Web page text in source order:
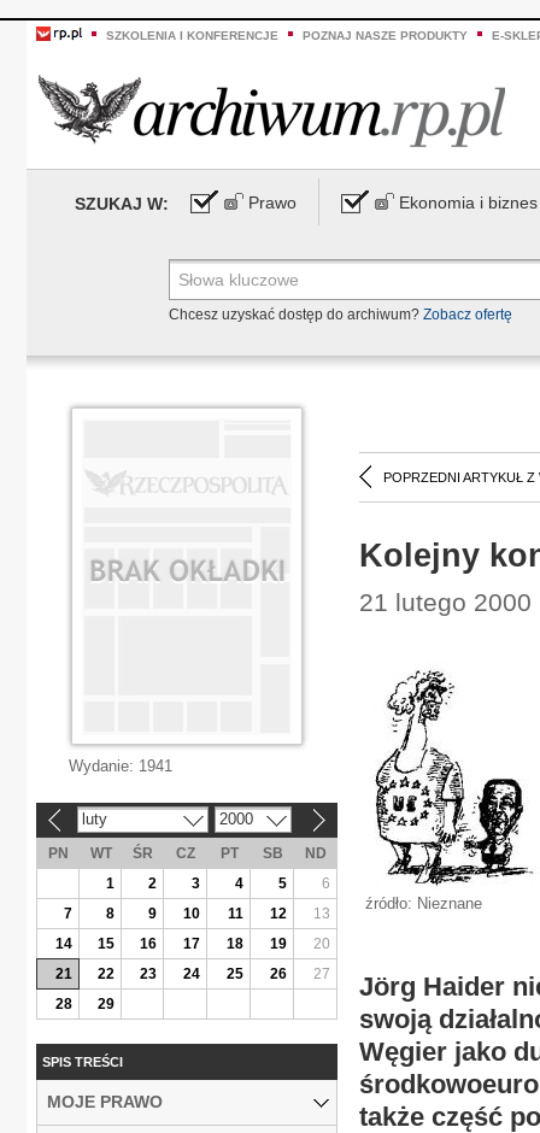
SZKOLENIA I KONFERENCJE POZNAJ NASZE PRODUKTY E-
SZUKAJ W: Prawo Ekonomia i biznes
Chcesz uzyskać dostęp do archiwum? Zobacz ofertę
POPRZEDNI ARTYKUŁ Z
Kolejny
21 lutego
źródło: Nieznane
Jörg Haider
swoją
Węgier jako
także część
Wydanie: 1941
luty 2000
PN WT ŚR CZ PT SB
ND
1
2 3 4 5
6
7
8 9 10 11 12
13
14
15 16 17 18 19
20
21
22 23 24 25 26
27
28
29
SPIS TREŚCI
MOJE PRAWO